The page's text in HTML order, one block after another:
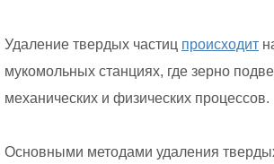
Удаление твердых частиц происходит
мукомольных станциях, где зерно
механических и физических процессов.
Основными методами удаления